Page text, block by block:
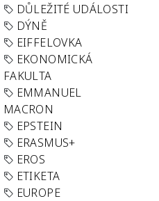
DŮLEŽITÉ UDÁLOSTI
DÝNĚ
EIFFELOVKA
EKONOMICKÁ
FAKULTA
EMMANUEL
MACRON
EPSTEIN
ERASMUS+
EROS
ETIKETA
EUROPE